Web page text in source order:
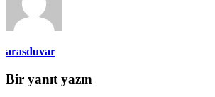
arasduvar
Bir yanıt yazın